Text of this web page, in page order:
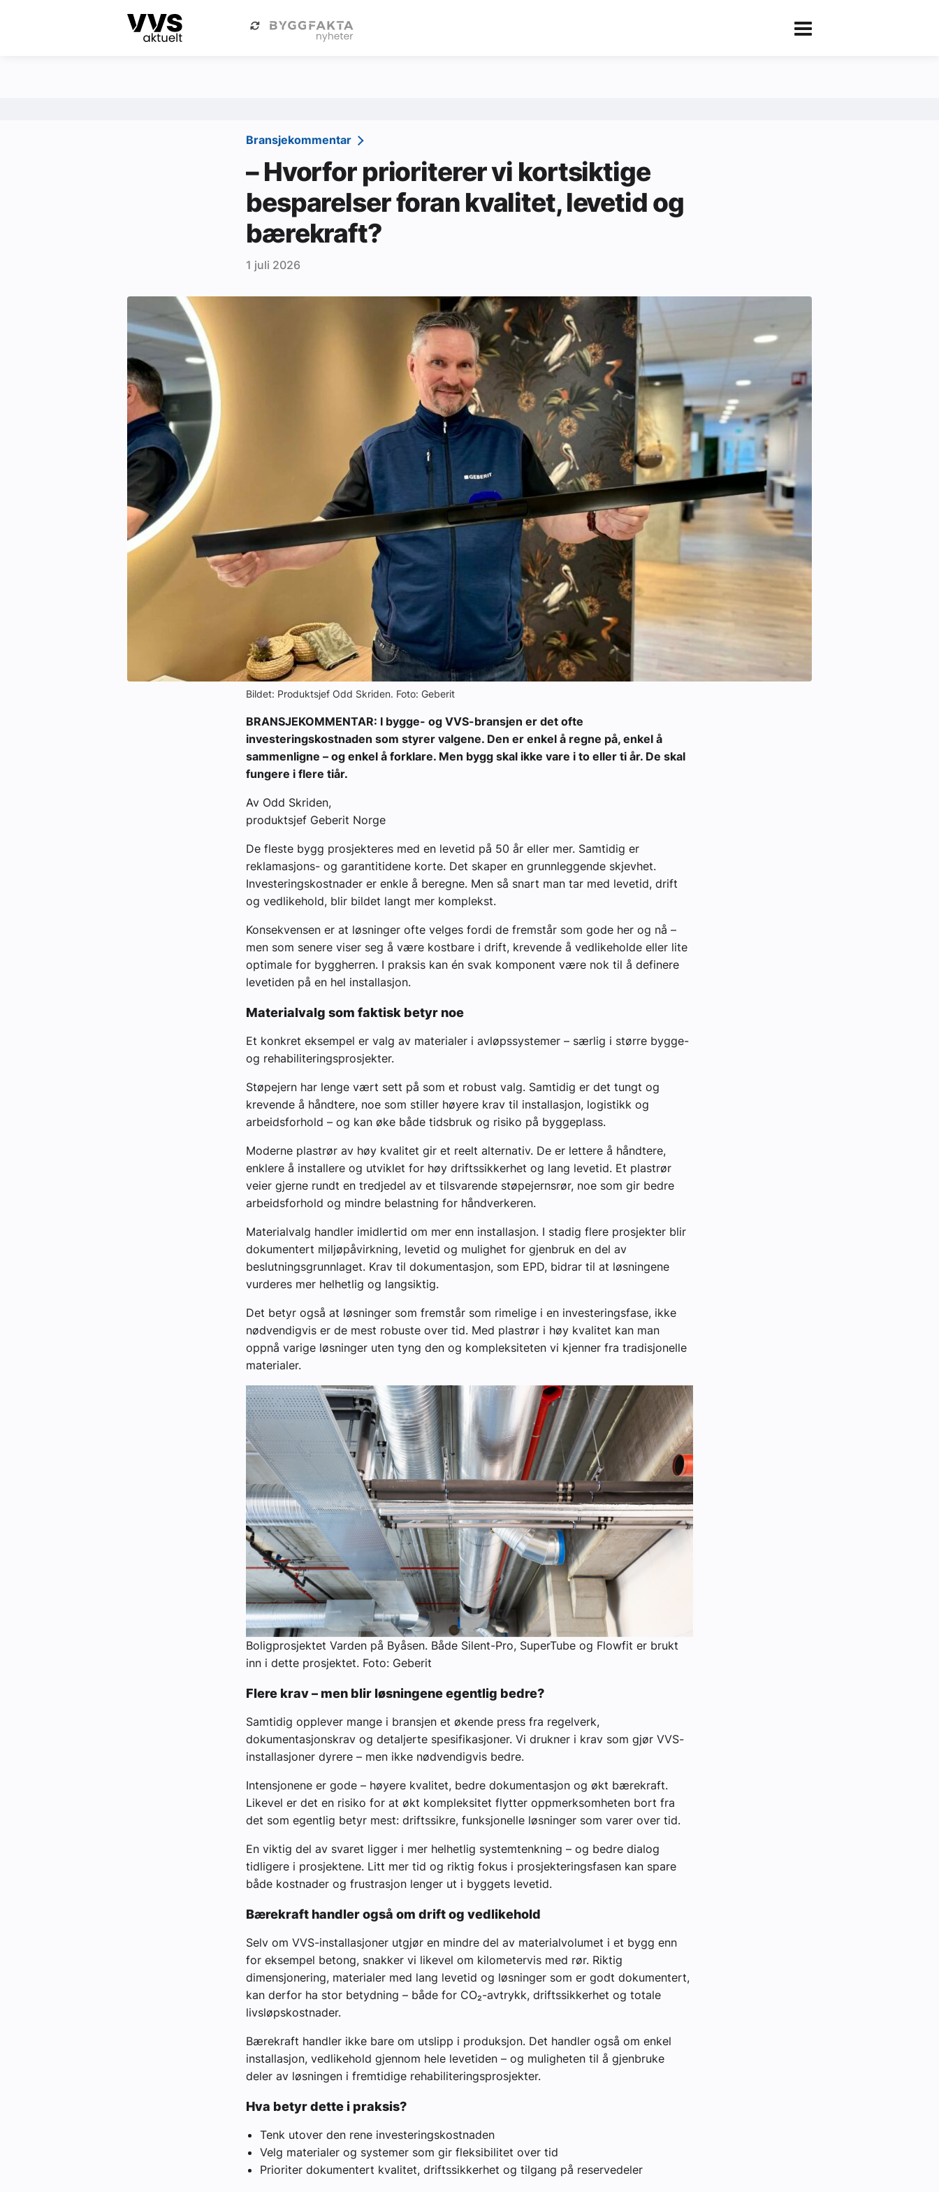
Kategorier Om VVS Aktuelt eBlad
Om VVS Aktuelt
Kontakt oss:
Abonner på fagbladet Byggfakta Nyheter
Annonsere i VVS Aktuelt
Kontakt oss
Tips oss
eBlad
Bransjekommentar
– Hvorfor prioriterer vi kortsiktige
besparelser foran kvalitet, levetid og
bærekraft?
1 juli 2026
Bildet: Produktsjef Odd Skriden. Foto: Geberit
BRANSJEKOMMENTAR: I bygge- og VVS-bransjen er det ofte
investeringskostnaden som styrer valgene. Den er enkel å regne på, enkel å
sammenligne – og enkel å forklare. Men bygg skal ikke vare i to eller ti år. De skal
fungere i flere tiår.
Av Odd Skriden,
produktsjef Geberit Norge
De fleste bygg prosjekteres med en levetid på 50 år eller mer. Samtidig er
reklamasjons- og garantitidene korte. Det skaper en grunnleggende skjevhet.
Investeringskostnader er enkle å beregne. Men så snart man tar med levetid, drift
og vedlikehold, blir bildet langt mer komplekst.
Konsekvensen er at løsninger ofte velges fordi de fremstår som gode her og nå –
men som senere viser seg å være kostbare i drift, krevende å vedlikeholde eller lite
optimale for byggherren. I praksis kan én svak komponent være nok til å definere
levetiden på en hel installasjon.
Materialvalg som faktisk betyr noe
Et konkret eksempel er valg av materialer i avløpssystemer – særlig i større bygge-
og rehabiliteringsprosjekter.
Støpejern har lenge vært sett på som et robust valg. Samtidig er det tungt og
krevende å håndtere, noe som stiller høyere krav til installasjon, logistikk og
arbeidsforhold – og kan øke både tidsbruk og risiko på byggeplass.
Moderne plastrør av høy kvalitet gir et reelt alternativ. De er lettere å håndtere,
enklere å installere og utviklet for høy driftssikkerhet og lang levetid. Et plastrør
veier gjerne rundt en tredjedel av et tilsvarende støpejernsrør, noe som gir bedre
arbeidsforhold og mindre belastning for håndverkeren.
Materialvalg handler imidlertid om mer enn installasjon. I stadig flere prosjekter blir
dokumentert miljøpåvirkning, levetid og mulighet for gjenbruk en del av
beslutningsgrunnlaget. Krav til dokumentasjon, som EPD, bidrar til at løsningene
vurderes mer helhetlig og langsiktig.
Det betyr også at løsninger som fremstår som rimelige i en investeringsfase, ikke
nødvendigvis er de mest robuste over tid. Med plastrør i høy kvalitet kan man
oppnå varige løsninger uten tyng den og kompleksiteten vi kjenner fra tradisjonelle
materialer.
Boligprosjektet Varden på Byåsen. Både Silent-Pro, SuperTube og Flowfit er brukt
inn i dette prosjektet. Foto: Geberit
Flere krav – men blir løsningene egentlig bedre?
Samtidig opplever mange i bransjen et økende press fra regelverk,
dokumentasjonskrav og detaljerte spesifikasjoner. Vi drukner i krav som gjør VVS-
installasjoner dyrere – men ikke nødvendigvis bedre.
Intensjonene er gode – høyere kvalitet, bedre dokumentasjon og økt bærekraft.
Likevel er det en risiko for at økt kompleksitet flytter oppmerksomheten bort fra
det som egentlig betyr mest: driftssikre, funksjonelle løsninger som varer over tid.
En viktig del av svaret ligger i mer helhetlig systemtenkning – og bedre dialog
tidligere i prosjektene. Litt mer tid og riktig fokus i prosjekteringsfasen kan spare
både kostnader og frustrasjon lenger ut i byggets levetid.
Bærekraft handler også om drift og vedlikehold
Selv om VVS-installasjoner utgjør en mindre del av materialvolumet i et bygg enn
for eksempel betong, snakker vi likevel om kilometervis med rør. Riktig
dimensjonering, materialer med lang levetid og løsninger som er godt dokumentert,
kan derfor ha stor betydning – både for CO₂-avtrykk, driftssikkerhet og totale
livsløpskostnader.
Bærekraft handler ikke bare om utslipp i produksjon. Det handler også om enkel
installasjon, vedlikehold gjennom hele levetiden – og muligheten til å gjenbruke
deler av løsningen i fremtidige rehabiliteringsprosjekter.
Hva betyr dette i praksis?
Tenk utover den rene investeringskostnaden
Velg materialer og systemer som gir fleksibilitet over tid
Prioriter dokumentert kvalitet, driftssikkerhet og tilgang på reservedeler